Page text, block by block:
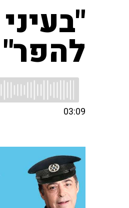
להפר"
03:09